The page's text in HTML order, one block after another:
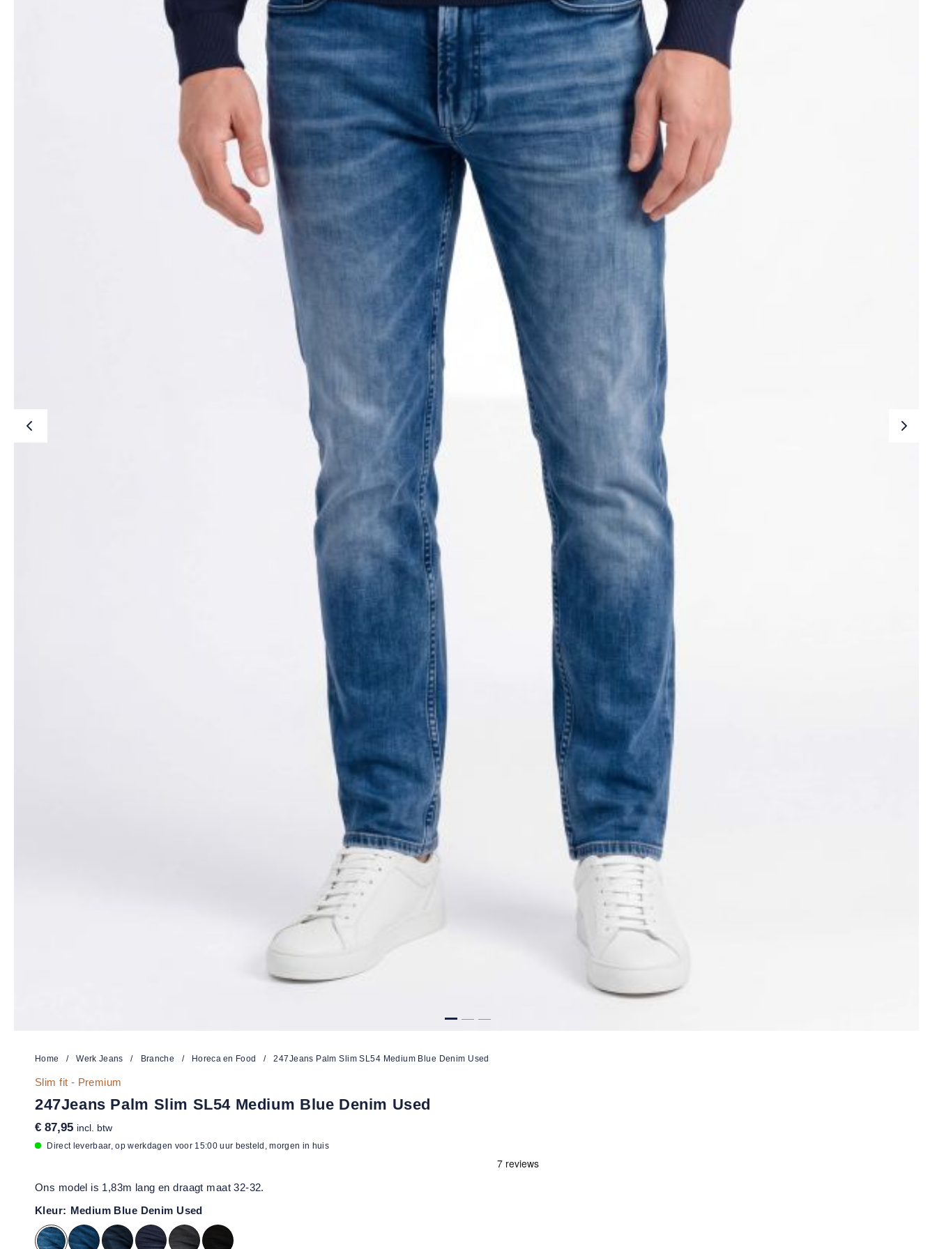
Home / Werk Jeans / Branche / Horeca en Food / 247Jeans Palm Slim SL54 Medium Blue Denim Used
Slim fit - Premium
247Jeans Palm Slim SL54 Medium Blue Denim Used
€ 87,95 incl. btw
Direct leverbaar, op werkdagen voor 15:00 uur besteld, morgen in huis
Ons model is 1,83m lang en draagt maat 32-32.
Kleur: Medium Blue Denim Used